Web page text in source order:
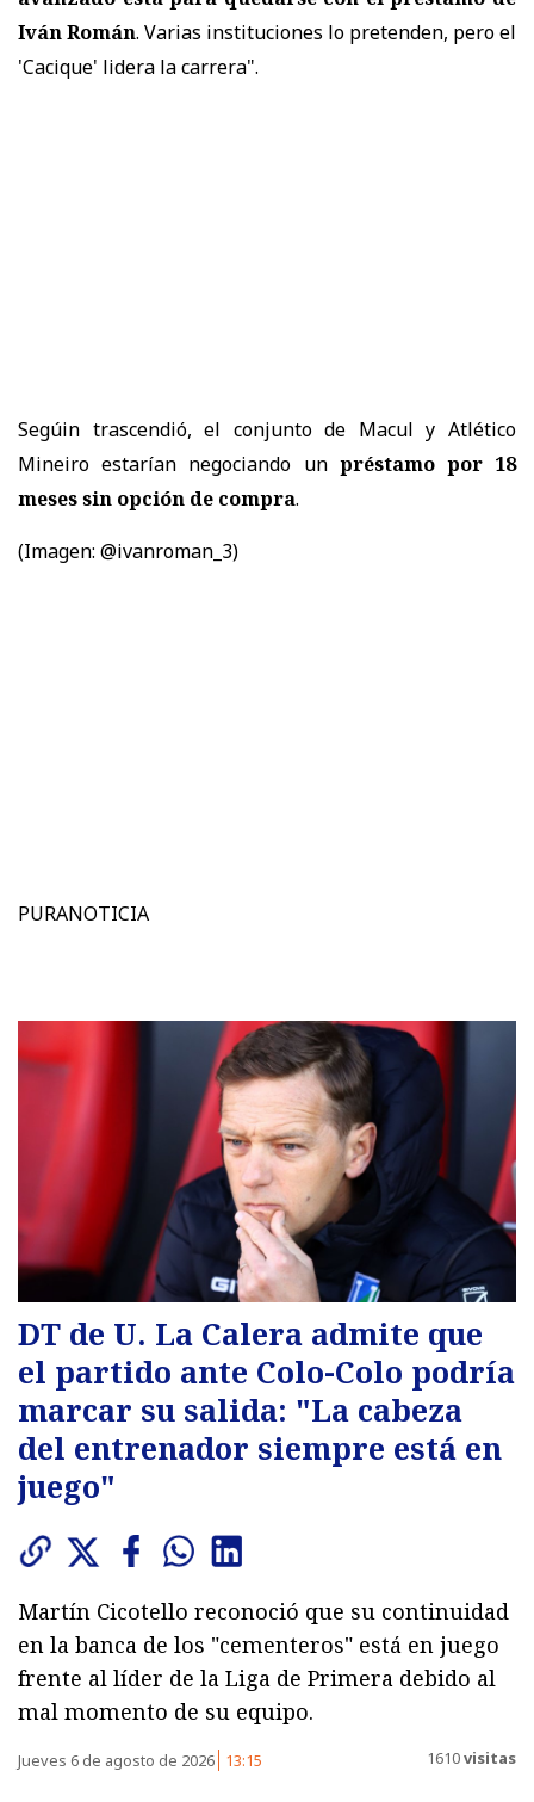
Iván Román. Varias instituciones lo pretenden, pero el
'Cacique' lidera la carrera".
Segúin trascendió, el conjunto de Macul y Atlético
Mineiro estarían negociando un préstamo por 18
meses sin opción de compra.
(Imagen: @ivanroman_3)
PURANOTICIA
DT de U. La Calera admite que
el partido ante Colo-Colo podría
marcar su salida: "La cabeza
del entrenador siempre está en
juego"
Martín Cicotello reconoció que su continuidad
en la banca de los "cementeros" está en juego
frente al líder de la Liga de Primera debido al
mal momento de su equipo.
Jueves 6 de agosto de 2026 13:15 1610visitas